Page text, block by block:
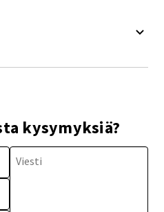
kysymyksiä?